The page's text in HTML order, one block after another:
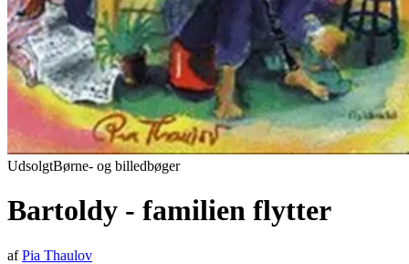
UdsolgtBørne- og billedbøger
Bartoldy - familien flytter
afPia Thaulov